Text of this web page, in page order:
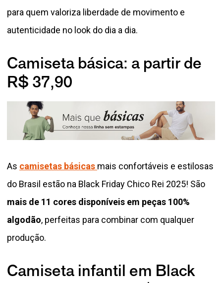
para quem valoriza liberdade de movimento e
autenticidade no look do dia a dia.
Camiseta básica: a partir de
R$ 37,90
As camisetas básicas mais confortáveis e estilosas
do Brasil estão na Black Friday Chico Rei 2025! São
mais de 11 cores disponíveis em peças 100%
algodão, perfeitas para combinar com qualquer
produção.
Camiseta infantil em Black